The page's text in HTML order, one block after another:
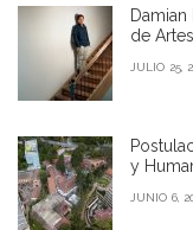
de
JULIO 25,
y
JUNIO 6,